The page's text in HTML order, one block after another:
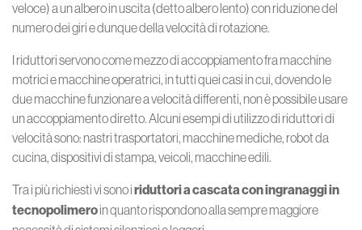
veloce) a un albero in uscita (detto albero lento) con riduzione del
numero dei giri e dunque della velocità di rotazione.
I riduttori servono come mezzo di accoppiamento fra macchine
motrici e macchine operatrici, in tutti quei casi in cui, dovendo le
due macchine funzionare a velocità differenti, non è possibile usare
un accoppiamento diretto. Alcuni esempi di utilizzo di riduttori di
velocità sono: nastri trasportatori, macchine mediche, robot da
cucina, dispositivi di stampa, veicoli, macchine edili.
Tra i più richiesti vi sono iriduttori a cascata con ingranaggi in
tecnopolimeroin quanto rispondono alla sempre maggiore